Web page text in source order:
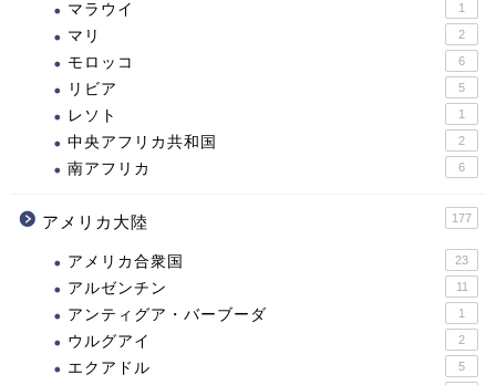
マラウイ 1
マリ 2
モロッコ 6
リビア 5
レソト 1
中央アフリカ共和国 2
南アフリカ 6
アメリカ大陸 177
アメリカ合衆国 23
アルゼンチン 11
アンティグア・バーブーダ 1
ウルグアイ 2
エクアドル 5